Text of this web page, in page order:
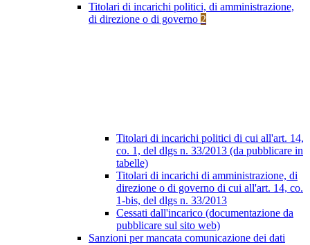
Titolari di incarichi politici, di amministrazione,
di direzione o di governo 2
Titolari di incarichi politici di cui all'art. 14,
co. 1, del dlgs n. 33/2013 (da pubblicare in
tabelle)
Titolari di incarichi di amministrazione, di
direzione o di governo di cui all'art. 14, co.
1-bis, del dlgs n. 33/2013
Cessati dall'incarico (documentazione da
pubblicare sul sito web)
Sanzioni per mancata comunicazione dei dati